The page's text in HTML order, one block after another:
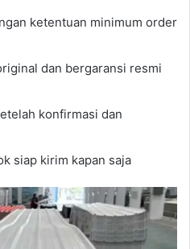
ketentuan minimum order
dan bergaransi resmi
konfirmasi dan
siap kirim kapan saja